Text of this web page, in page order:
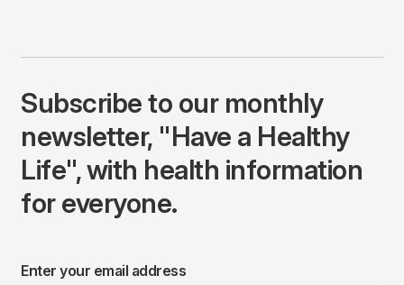
Subscribe to our monthly
newsletter, "Have a Healthy
Life", with health information
for everyone.
Enter your email address